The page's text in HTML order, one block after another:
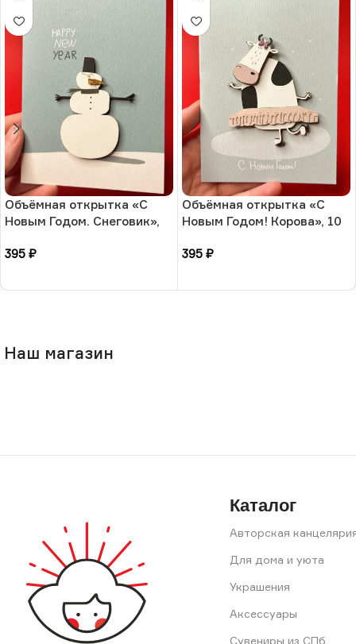
Объёмная открытка «С
Новым Годом. Снеговик»,
395 ₽
Объёмная открытка «С
Новым Годом! Корова», 10
395 ₽
Наш магазин
Каталог
Авторская
Для дома и уюта
Украшения
Аксессуары
Сувениры из СПб